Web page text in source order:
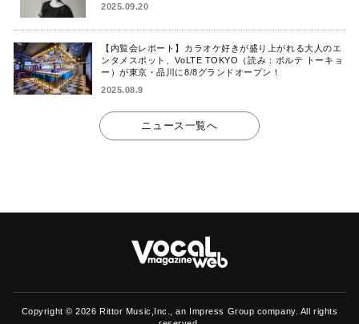
2025.09.20
【内覧会レポート】カラオケ好きが盛り上がれる大人のエ
ンタメスポット、VoLTE TOKYO（読み：ボルテ トーキョ
ー）が東京・品川に8/8グランドオープン！
2025.08.9
ニュース一覧へ
Copyright ©2026 Rittor Music,Inc., an Impress Group company. All rights